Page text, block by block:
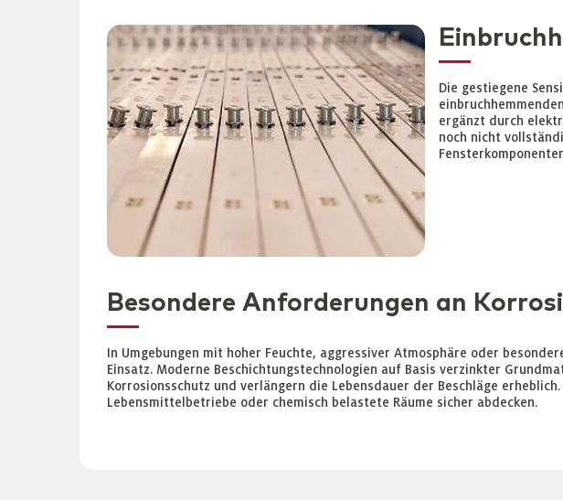
Die gestiegene
ergänzt durch
noch nicht
Besondere Anforderungen an
In Umgebungen mit hoher Feuchte, aggressiver Atmosphäre oder
Einsatz. Moderne Beschichtungstechnologien auf Basis verzinkter
Korrosionsschutz und verlängern die Lebensdauer der Beschläge
Lebensmittelbetriebe oder chemisch belastete Räume sicher abdecken.